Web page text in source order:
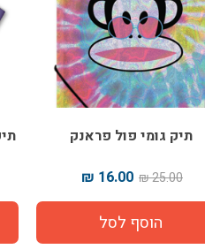
תיק גומי פול פראנק
25.00 ₪
16.00 ₪